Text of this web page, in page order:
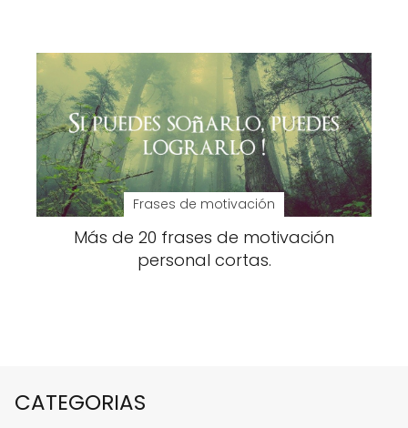
Frases de motivación
Más de 20 frases de motivación
personal cortas.
CATEGORIAS